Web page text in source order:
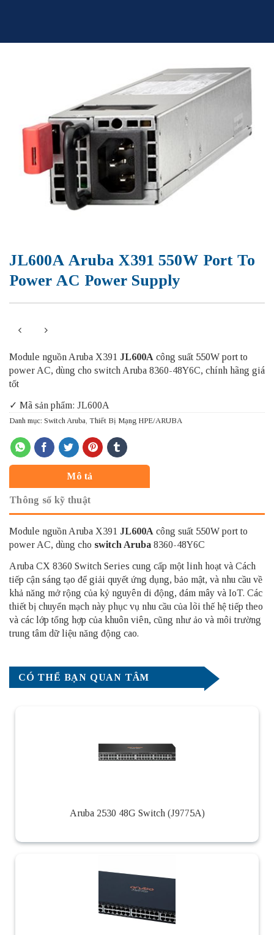
JL600A Aruba X391 550W Port To
Power AC Power Supply
Module nguồn Aruba X391 JL600A công suất 550W port to
power AC, dùng cho switch Aruba 8360-48Y6C, chính hãng giá
tốt
✓ Mã sản phẩm: JL600A
Danh mục: Switch Aruba, Thiết Bị Mạng HPE/ARUBA
Mô tả
Thông số kỹ thuật
Module nguồn Aruba X391 JL600A công suất 550W port to
power AC, dùng cho switch Aruba 8360-48Y6C
Aruba CX 8360 Switch Series cung cấp một linh hoạt và Cách
tiếp cận sáng tạo để giải quyết ứng dụng, bảo mật, và nhu cầu về
khả năng mở rộng của kỷ nguyên di động, đám mây và IoT. Các
thiết bị chuyển mạch này phục vụ nhu cầu của lõi thế hệ tiếp theo
và các lớp tổng hợp của khuôn viên, cũng như ảo và môi trường
trung tâm dữ liệu năng động cao.
CÓ THỂ BẠN QUAN TÂM
Aruba 2530 48G Switch (J9775A)